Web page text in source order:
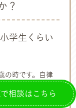
で相談はこちら
？
学生くらい
の時です。自律
いく時期です。
んで健康な体